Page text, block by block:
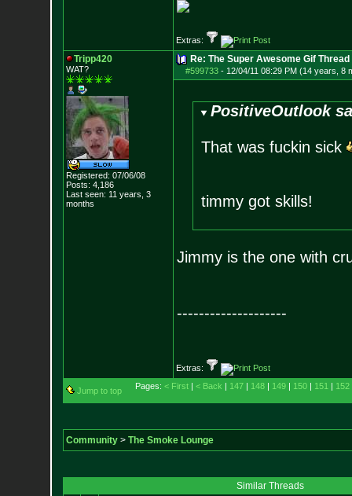
Extras:
Tripp420
WAT?
Registered: 07/06/08
Posts: 4,186
Last seen: 11 years, 3
months
Re: The Super Awesome Gif Thread
#599733- 12/04/11 08:29 PM (14 years, 8
PositiveOutlook
That was fuckin sick
timmy got skills!
Jimmy is the one with
--------------------
Extras:
Jump to top Pages: < First| < Back | 147| 148| 149| 150| 151 | 152
Community> The Smoke Lounge
Similar Threads